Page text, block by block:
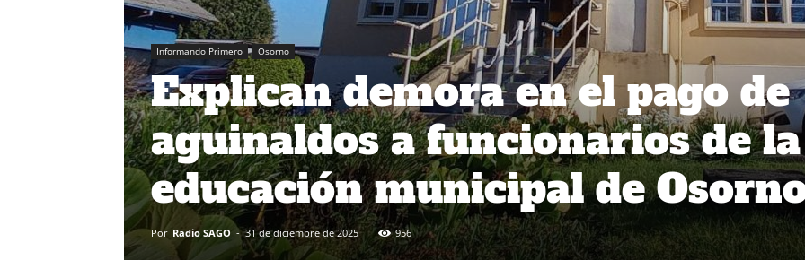
Informando Primero Osorno
Explican demora en el pago de
aguinaldos a funcionarios de la
educación municipal de
Por Radio SAGO - 31 de diciembre de 2025 956